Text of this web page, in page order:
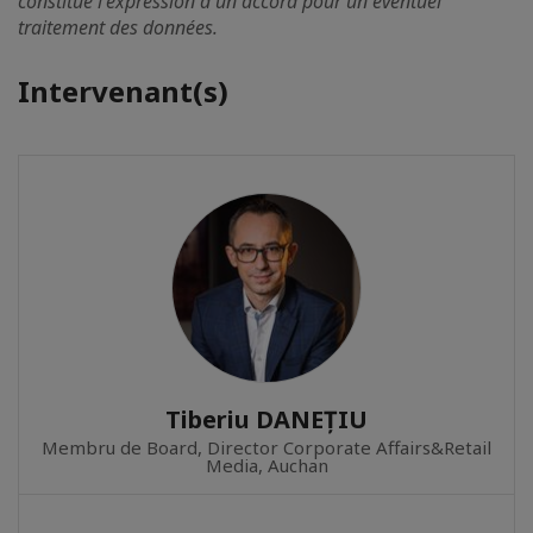
traitement des données.
Intervenant(s)
Tiberiu DANEȚIU
Membru de Board, Director Corporate Affairs&Retail
Media, Auchan